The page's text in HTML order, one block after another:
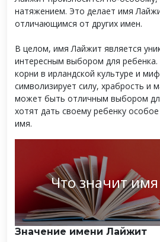
натяжением. Это делает имя
отличающимся от других имен.
В целом, имя Лайжит является
интересным выбором для
корни в ирландской культуре и
символизирует силу, храбрость и
может быть отличным выбором
хотят дать своему ребенку
имя.
Что значит
Значение имени Лайжит